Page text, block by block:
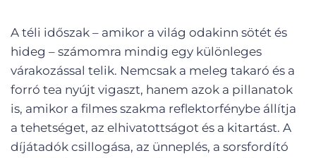
A téli időszak – amikor a világ odakinn sötét és
hideg – számomra mindig egy különleges
várakozással telik. Nemcsak a meleg takaró és a
forró tea nyújt vigaszt, hanem azok a pillanatok
is, amikor a filmes szakma reflektorfénybe állítja
a tehetséget, az elhivatottságot és a kitartást. A
díjátadók csillogása, az ünneplés, a sorsfordító